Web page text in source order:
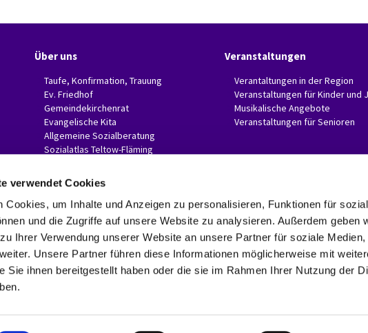
verwendet Cookies
Cookies, um Inhalte und Anzeigen zu personalisieren, Funktionen für
und die Zugriffe auf unsere Website zu analysieren. Außerdem geben
Ihrer Verwendung unserer Website an unsere Partner für soziale Medien,
Unsere Partner führen diese Informationen möglicherweise mit
Sie ihnen bereitgestellt haben oder die sie im Rahmen Ihrer Nutzung der
Über uns
Taufe, Konfirmation, Trauung
Ev. Friedhof
Gemeindekirchenrat
Evangelische Kita
Allgemeine Sozialberatung
Sozialatlas Teltow-Fläming
Veranstaltungen
Verantaltungen in der Region
Veranstaltungen für Kinder und
Musikalische Angebote
Veranstaltungen für Senioren
Evangelische Invitaskirchengemeinde Glasow-Mahlow
Rathenaustr. 45
15831 Blankenfelde-Mahlow
Telefon: 03379 374407 Fax: 03379 374470
invitaskg-glasow-mahlow@kkzf.de